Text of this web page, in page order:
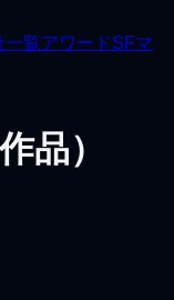
一覧アワードSFマ
品）